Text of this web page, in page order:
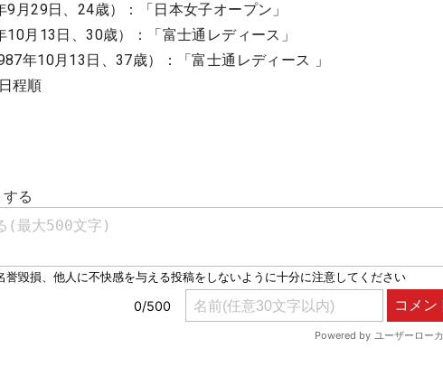
9月29日、24歳）：「日本女子オープン」
10月13日、30歳）：「富士通レディース」
年10月13日、37歳）：「富士通レディース 」
程順